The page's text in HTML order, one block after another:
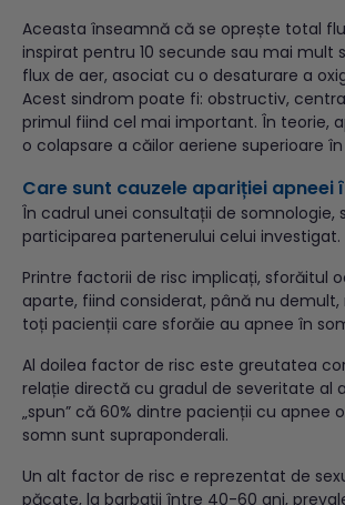
Aceasta înseamnă că se oprește total
inspirat pentru 10 secunde sau mai mult
flux de aer, asociat cu o desaturare a
Acest sindrom poate fi: obstructiv,
primul fiind cel mai important. În teorie,
o colapsare a căilor aeriene superioare
Care sunt cauzele apariției apneei
În cadrul unei consultații de somnologie,
participarea partenerului celui investigat.
Printre factorii de risc implicați, sforăitul
aparte, fiind considerat, până nu demult,
toți pacienții care sforăie au apnee în
Al doilea factor de risc este greutatea
relație directă cu gradul de severitate al
„spun” că 60% dintre pacienții cu apnee
somn sunt supraponderali.
Un alt factor de risc e reprezentat de
păcate, la barbații între 40-60 ani,